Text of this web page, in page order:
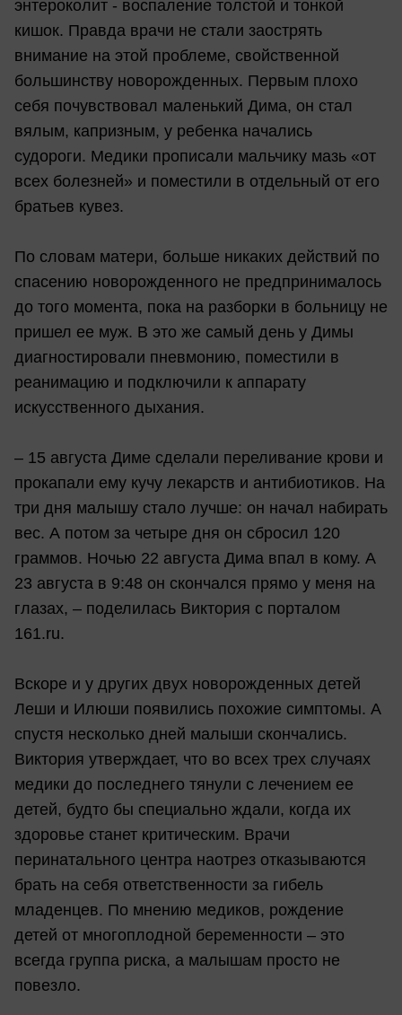
энтероколит - воспаление толстой и тонкой
кишок. Правда врачи не стали заострять
внимание на этой проблеме, свойственной
большинству новорожденных. Первым плохо
себя почувствовал маленький Дима, он стал
вялым, капризным, у ребенка начались
судороги. Медики прописали мальчику мазь «от
всех болезней» и поместили в отдельный от его
братьев кувез.
По словам матери, больше никаких действий по
спасению новорожденного не предпринималось
до того момента, пока на разборки в больницу не
пришел ее муж. В это же самый день у Димы
диагностировали пневмонию, поместили в
реанимацию и подключили к аппарату
искусственного дыхания.
– 15 августа Диме сделали переливание крови и
прокапали ему кучу лекарств и антибиотиков. На
три дня малышу стало лучше: он начал набирать
вес. А потом за четыре дня он сбросил 120
граммов. Ночью 22 августа Дима впал в кому. А
23 августа в 9:48 он скончался прямо у меня на
глазах, – поделилась Виктория с порталом
161.ru.
Вскоре и у других двух новорожденных детей
Леши и Илюши появились похожие симптомы. А
спустя несколько дней малыши скончались.
Виктория утверждает, что во всех трех случаях
медики до последнего тянули с лечением ее
детей, будто бы специально ждали, когда их
здоровье станет критическим. Врачи
перинатального центра наотрез отказываются
брать на себя ответственности за гибель
младенцев. По мнению медиков, рождение
детей от многоплодной беременности – это
всегда группа риска, а малышам просто не
повезло.